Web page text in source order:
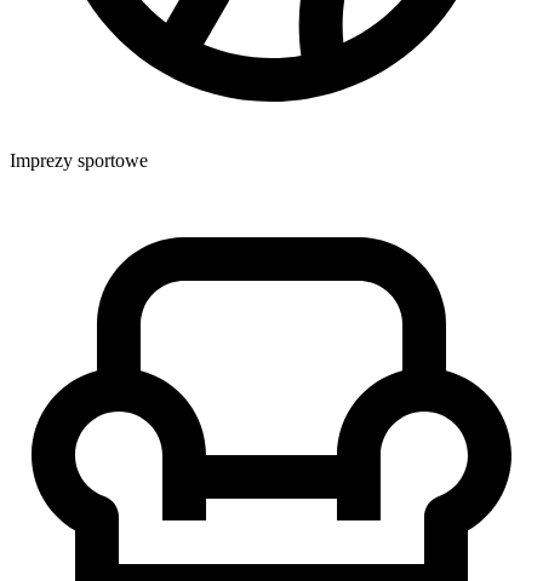
Imprezy sportowe